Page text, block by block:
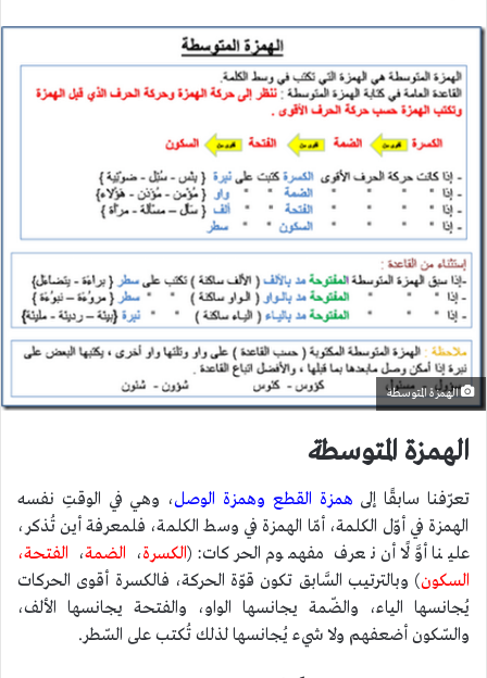
الهمزة المتوسطة
الهمزة المتوسطة
تعرّفنا سابقًا إلى همزة القطع وهمزة الوصل، وهي في الوقتِ نفسه
الهمزة في أوّل الكلمة، أمّا الهمزة في وسط الكلمة، فلمعرفة أين تُذكر،
علينا أوَّلًا أن نعرف مفهموم الحركات: (الكسرة، الضمة، الفتحة،
السكون) وبالترتيب السَّابق تكون قوّة الحركة، فالكسرة أقوى الحركات
يُجانسها الياء، والضّمة يجانسها الواو، والفتحة يجانسها الألف،
والسّكون أضعفهم ولا شيء يُجانسها لذلك تُكتب على السّطر.